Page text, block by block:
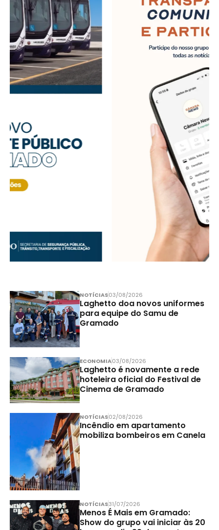
NOTÍCIAS03/08/2026
Laghetto doa novos uniformes
para equipe do Samu de
Gramado
ECONOMIA03/08/2026
Laghetto é novamente a rede
hoteleira oficial do Festival de
Cinema de Gramado
NOTÍCIAS02/08/2026
Incêndio em apartamento
mobiliza bombeiros em Canela
NOTÍCIAS31/07/2026
Menos É Mais em Gramado:
Show do grupo vai iniciar às 20